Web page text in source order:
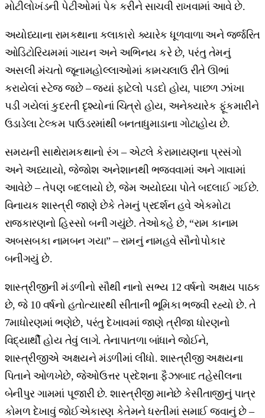
મોટીલોખંડની પેટીઓમાં પેક કરીને સાચવી રાખવામાં આવે છે.
અયોધ્યાના રામકથાના કલાકારો ક્યારેક ધૂળવાળા અને જર્જરિત
ઓડિટોરિયમમાં ગાયન અને અભિનય કરે છે, પરંતુ તેમનું
અસલી મંચતો જૂનામહોલ્લાઓમાં કામચલાઉ રીતે ઊભાં
કરાયેલાં સ્ટેજ જછે – જ્યાં ફાટેલો પડદો હોય, પાછળ ઝાંખા
પડી ગયેલાં કુદરતી દૃશ્યોનાં ચિત્રો હોય, અનેક્યારેક ફૂંકમારીને
ઉડાડેલા ટેલ્કમ પાઉડરમાંથી બનતાધુમાડાના ગોટાહોય છે.
સમયની સાથેરામકથાનો રંગ – એટલે કેરામાયણના પ્રસંગો
અને અધ્યાયો, જેજોશ અનેશાનથી ભજવવામાં અને ગાવામાં
આવેછે – તેપણ બદલાયો છે, જેમ અયોધ્યા પોતે બદલાઈ ગઈછે.
વિનાયક શાસ્ત્રી જાણે છેકે તેમનું પ્રદર્શન હવે એકમોટા
રાજકારણનો હિસ્સો બની ગયુંછે. તેઓકહે છે, “રામ કાનામ
અબસબકા નામબન ગયા” – રામનું નામહવે સૌનોપોકાર
બનીગયું છે.
શાસ્ત્રીજીની મંડળીનો સૌથી નાનો સભ્ય 12 વર્ષનો અક્ષય પાઠક
છે, જે 10 વર્ષનો હતોત્યારથી સીતાની ભૂમિકા ભજવી રહ્યો છે. તે
7માધોરણમાં ભણેછે, પરંતુ દેખાવમાં જાણે ત્રીજા ધોરણનો
વિદ્યાર્થી હોય તેવું લાગે. તેનાપાતળા બાંધાને જોઈને,
શાસ્ત્રીજીએ અક્ષયને મંડળીમાં લીધો. શાસ્ત્રીજી અક્ષયના
પિતાને ઓળખેછે, જેઓઉત્તર પ્રદેશના ફૈઝાબાદ તહેસીલના
બેનીપુર ગામમાં પૂજારી છે. શાસ્ત્રીજી માનેછે કેસીતાજીનું પાત્ર
કોમળ દેખાવું જોઈએકારણ કેતેમને ધરતીમાં સમાઈ જવાનું છે –